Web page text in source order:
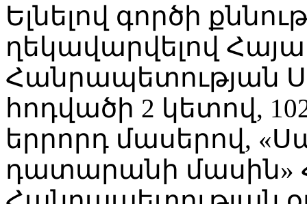
Ելնելով գործի
ղեկավարվելով
Հանրապետության
հոդվածի 2 կետով,
երրորդ մասերով,
դատարանի մասին»